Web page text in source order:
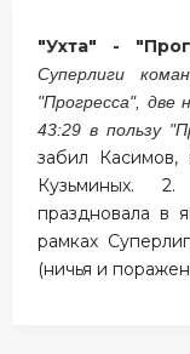
"Ухта" -
Суперлиги
"Прогресса", две
43:29 в пользу
забил Касимов,
Кузьминых.
праздновала в
рамках
(ничья и